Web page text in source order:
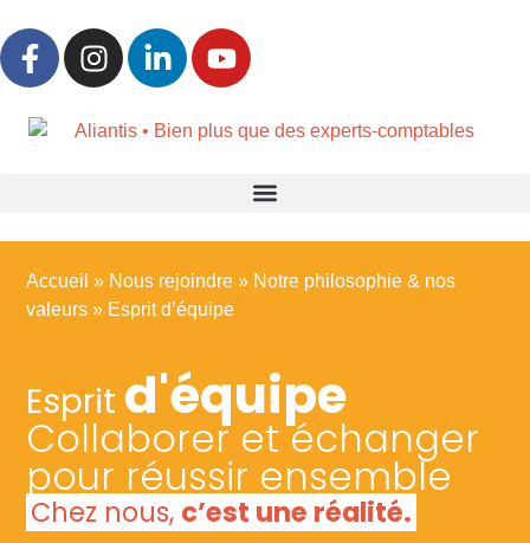
Accueil » Nous rejoindre » Notre philosophie & nos
valeurs » Esprit d’équipe
Esprit d'équipe
Collaborer et échanger
pour réussir ensemble
Chez nous, c’est une réalité.